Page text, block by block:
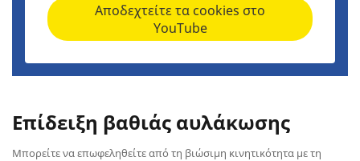
Αποδεχτείτε τα cookies στο
YouTube
Επίδειξη βαθιάς αυλάκωσης
Μπορείτε να επωφεληθείτε από τη βιώσιμη κινητικότητα με τη